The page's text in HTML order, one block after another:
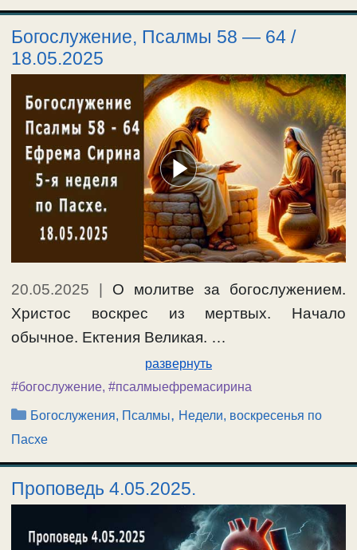
Богослужение, Псалмы 58 — 64 /
18.05.2025
20.05.2025
О молитве за богослужением.
Христос воскрес из мертвых. Начало
обычное. Ектения Великая. …
развернуть
#богослужение, #псалмыефремасирина
Рубрики
Богослужения, Псалмы, Недели, воскресенья по
Пасхе
Проповедь 4.05.2025.